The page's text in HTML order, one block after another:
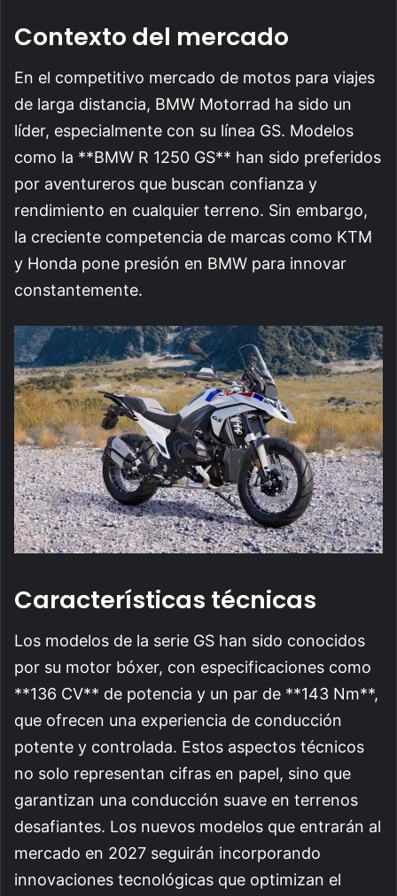
Contexto del mercado
En el competitivo mercado de motos para viajes
de larga distancia, BMW Motorrad ha sido un
líder, especialmente con su línea GS. Modelos
como la **BMW R 1250 GS** han sido preferidos
por aventureros que buscan confianza y
rendimiento en cualquier terreno. Sin embargo,
la creciente competencia de marcas como KTM
y Honda pone presión en BMW para innovar
constantemente.
Características técnicas
Los modelos de la serie GS han sido conocidos
por su motor bóxer, con especificaciones como
**136 CV** de potencia y un par de **143 Nm**,
que ofrecen una experiencia de conducción
potente y controlada. Estos aspectos técnicos
no solo representan cifras en papel, sino que
garantizan una conducción suave en terrenos
desafiantes. Los nuevos modelos que entrarán al
mercado en 2027 seguirán incorporando
innovaciones tecnológicas que optimizan el